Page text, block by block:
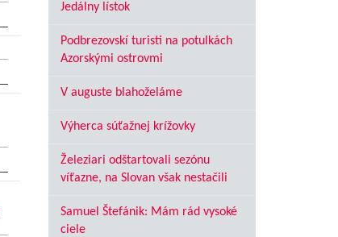
Jedálny lístok
Podbrezovskí turisti na potulkách
Azorskými ostrovmi
V auguste blahoželáme
Výherca súťažnej krížovky
Železiari odštartovali sezónu
víťazne, na Slovan však nestačili
Samuel Štefánik: Mám rád vysoké
ciele